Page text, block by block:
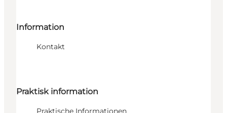
Information
Kontakt
Praktisk information
Praktische Informationen